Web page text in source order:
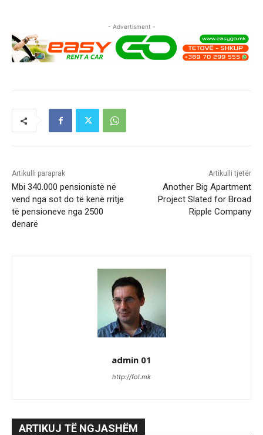
- Advertisment -
Artikulli paraprak
Mbi 340.000 pensionistë në
vend nga sot do të kenë rritje
të pensioneve nga 2500
denarë
Artikulli tjetër
Another Big Apartment
Project Slated for Broad
Ripple Company
admin 01
http://fol.mk
ARTIKUJ TË NGJASHËM